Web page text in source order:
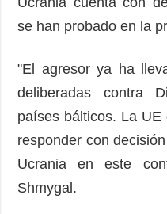
se han probado en la
"El agresor ya ha
deliberadas contra
países bálticos. La
responder con
Ucrania en este
Shmygal.